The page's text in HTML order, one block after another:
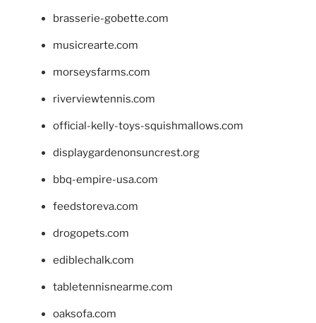
brasserie-gobette.com
musicrearte.com
morseysfarms.com
riverviewtennis.com
official-kelly-toys-squishmallows.com
displaygardenonsuncrest.org
bbq-empire-usa.com
feedstoreva.com
drogopets.com
ediblechalk.com
tabletennisnearme.com
oaksofa.com